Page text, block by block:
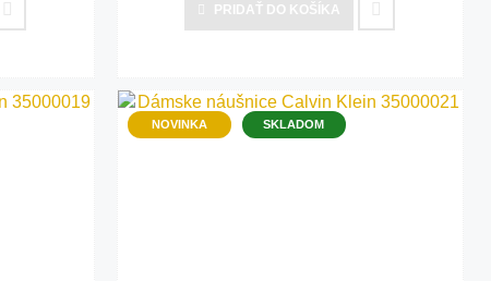
PRIDAŤ DO KOŠÍKA
NOVINKA SKLADOM